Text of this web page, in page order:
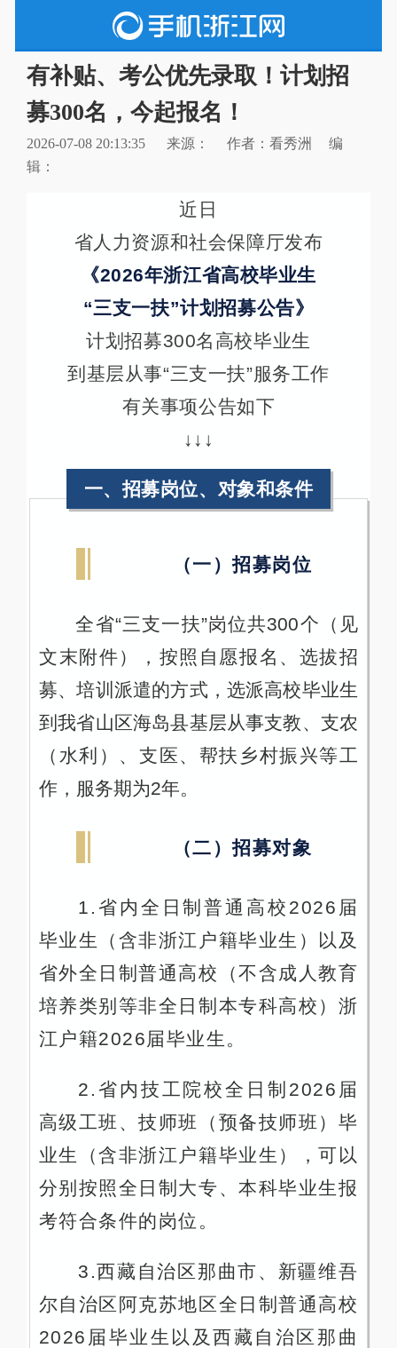
有补贴、考公优先录取！计划招
募300名，今起报名！
2026-07-08 20:13:35 来源： 作者：看秀洲
编
辑：
近日
省人力资源和社会保障厅发布
《2026年浙江省高校毕业生
“三支一扶”计划招募公告》
计划招募300名高校毕业生
到基层从事“三支一扶”服务工作
有关事项公告如下
↓↓↓
一、招募岗位、对象和条件
（一）招募岗位
全省“三支一扶”岗位共300个（见
文末附件），按照自愿报名、选拔招
募、培训派遣的方式，选派高校毕业生
到我省山区海岛县基层从事支教、支农
（水利）、支医、帮扶乡村振兴等工
作，服务期为2年。
（二）招募对象
1.省内全日制普通高校2026届
毕业生（含非浙江户籍毕业生）以及
省外全日制普通高校（不含成人教育
培养类别等非全日制本专科高校）浙
江户籍2026届毕业生。
2.省内技工院校全日制2026届
高级工班、技师班（预备技师班）毕
业生（含非浙江户籍毕业生），可以
分别按照全日制大专、本科毕业生报
考符合条件的岗位。
3.西藏自治区那曲市、新疆维吾
尔自治区阿克苏地区全日制普通高校
2026届毕业生以及西藏自治区那曲